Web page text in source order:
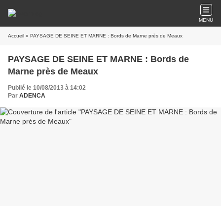
MENU
Accueil » PAYSAGE DE SEINE ET MARNE : Bords de Marne près de Meaux
PAYSAGE DE SEINE ET MARNE : Bords de
Marne près de Meaux
Publié le 10/08/2013 à 14:02
Par ADENCA